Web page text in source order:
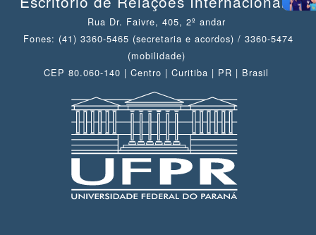
Rua Dr. Faivre, 405, 2º andar
Fones: (41) 3360-5465 (secretaria e acordos) / 3360-5474
(mobilidade)
CEP 80.060-140 | Centro | Curitiba | PR | Brasil